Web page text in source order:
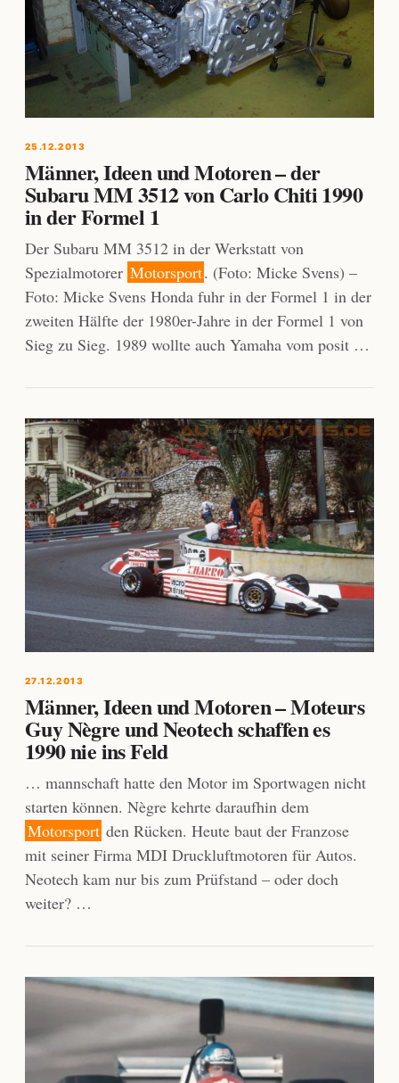
25.12.2013
Männer, Ideen und Motoren – der
Subaru MM 3512 von Carlo Chiti 1990
in der Formel 1
Der Subaru MM 3512 in der Werkstatt von
Spezialmotorer Motorsport. (Foto: Micke Svens) –
Foto: Micke Svens Honda fuhr in der Formel 1 in der
zweiten Hälfte der 1980er-Jahre in der Formel 1 von
Sieg zu Sieg. 1989 wollte auch Yamaha vom posit …
27.12.2013
Männer, Ideen und Motoren – Moteurs
Guy Nègre und Neotech schaffen es
1990 nie ins Feld
… mannschaft hatte den Motor im Sportwagen nicht
starten können. Nègre kehrte daraufhin dem
Motorsport den Rücken. Heute baut der Franzose
mit seiner Firma MDI Druckluftmotoren für Autos.
Neotech kam nur bis zum Prüfstand – oder doch
weiter? …